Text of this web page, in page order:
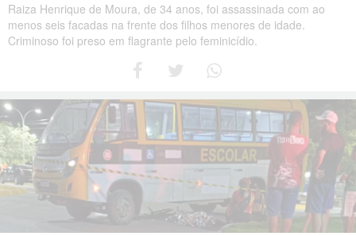
Raiza Henrique de Moura, de 34 anos, foi assassinada com ao
menos seis facadas na frente dos filhos menores de idade.
Criminoso foi preso em flagrante pelo feminicídio.